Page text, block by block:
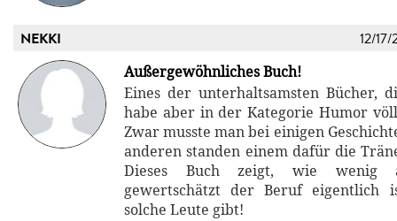
NEKKI 12/
Außergewöhnliches Buch!
Eines der unterhaltsamsten Bücher,
habe aber in der Kategorie Humor
Zwar musste man bei einigen
anderen standen einem dafür die
Dieses Buch zeigt, wie wenig
gewertschätzt der Beruf eigentlich
solche Leute gibt!